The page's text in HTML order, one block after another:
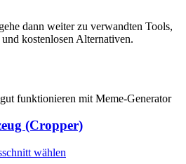
dann weiter zu verwandten Tools,
kostenlosen Alternativen.
funktionieren mit Meme-Generator
(Cropper)
wählen